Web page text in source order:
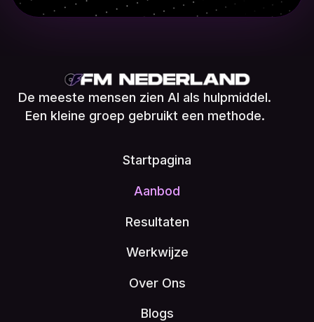
De meeste mensen zien AI als hulpmiddel.
Een kleine groep gebruikt een methode.
Startpagina
Aanbod
Resultaten
Werkwijze
Over Ons
Blogs